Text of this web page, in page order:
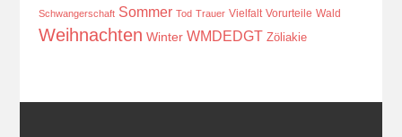
Schwangerschaft Sommer Tod Trauer Vielfalt Vorurteile Wald
Weihnachten Winter WMDEDGT Zöliakie